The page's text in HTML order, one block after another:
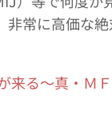
非常に高価な
が来る～真・